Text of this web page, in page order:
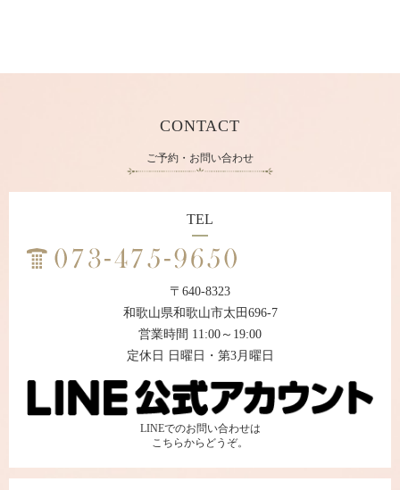
CONTACT
ご予約・お問い合わせ
TEL
〒640-8323
和歌山県和歌山市太田696-7
営業時間 11:00～19:00
定休日 日曜日・第3月曜日
LINEでのお問い合わせは
こちらからどうぞ。